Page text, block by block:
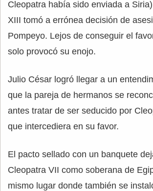
Cleopatra había sido enviada a
XIII tomó a errónea decisión de
Pompeyo. Lejos de conseguir el
solo provocó su enojo.
Julio César logró llegar a un
que la pareja de hermanos se
antes tratar de ser seducido por
que intercediera en su favor.
El pacto sellado con un banquete
Cleopatra VII como soberana de
mismo lugar donde también se